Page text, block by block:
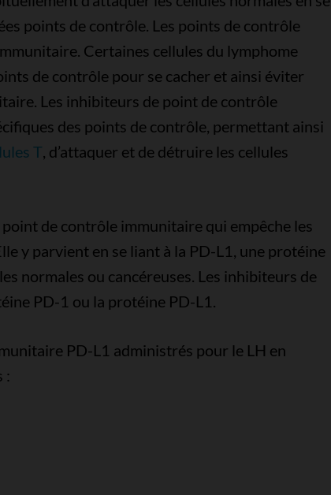
points de contrôle. Les points de contrôle
Certaines cellules du lymphome
de contrôle pour se cacher et ainsi éviter
Les inhibiteurs de point de contrôle
des points de contrôle, permettant ainsi
T, d’attaquer et de détruire les cellules
de contrôle immunitaire qui empêche les
y parvient en se liant à la PD-L1, une protéine
normales ou cancéreuses. Les inhibiteurs de
PD-1 ou la protéine PD-L1.
PD-L1 administrés pour le LH en
: